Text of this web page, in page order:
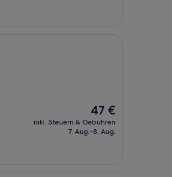
Der
Preis
beträgt
47 €
inkl. Steuern & Gebühren
7. Aug.–8. Aug.